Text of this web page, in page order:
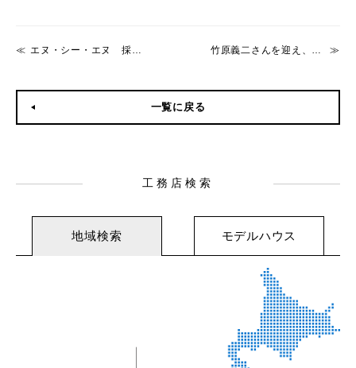
エヌ・シー・エヌ 採用サイトをリニューアルオープン 竹原義二さんを迎え、設計者向けオンラインセミナーを開催
一覧に戻る
工務店検索
地域検索 モデルハウス